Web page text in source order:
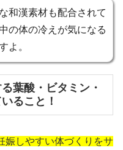
和漢素材も配合されて
の体の冷えが気になる
よ。
葉酸・ビタミン・
ること！
娠しやすい体づくりをサ